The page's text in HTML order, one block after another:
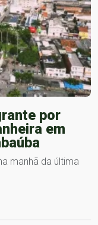
por
em
manhã da última